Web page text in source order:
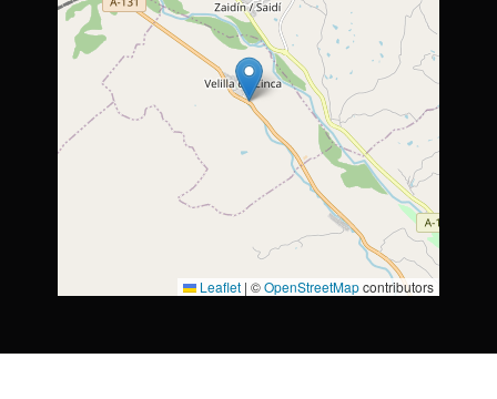
Leaflet | ©OpenStreetMapcontributors